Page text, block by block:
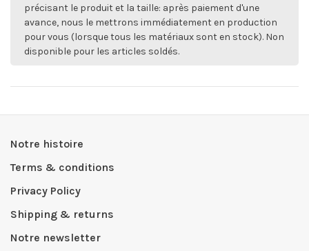
précisant le produit et la taille: après paiement d'une
avance, nous le mettrons immédiatement en production
pour vous (lorsque tous les matériaux sont en stock). Non
disponible pour les articles soldés.
Notre histoire
Terms & conditions
Privacy Policy
Shipping & returns
Notre newsletter